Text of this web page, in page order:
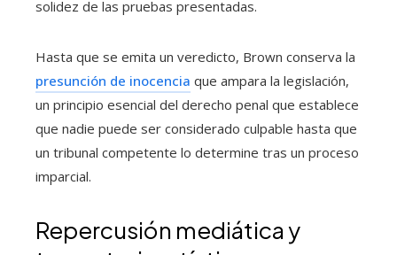
solidez de las pruebas presentadas.
Hasta que se emita un veredicto, Brown conserva la
presunción de inocencia que ampara la legislación,
un principio esencial del derecho penal que establece
que nadie puede ser considerado culpable hasta que
un tribunal competente lo determine tras un proceso
imparcial.
Repercusión mediática y